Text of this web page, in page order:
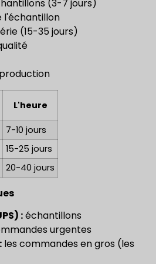
(3-7 jours)
l'échantillon
(15-35 jours)
L'heure
7-10 jours
15-25 jours
20-40 jours
:échantillons
urgentes
les commandes en gros (les